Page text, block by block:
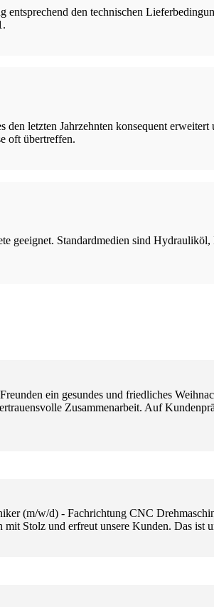
den technischen
letzten Jahrzehnten konsequent erweitert
oft übertreffen.
geeignet. Standardmedien sind
ein gesundes und friedliches
Zusammenarbeit. Auf
(m/w/d) - Fachrichtung CNC
Stolz und erfreut unsere Kunden. Das ist